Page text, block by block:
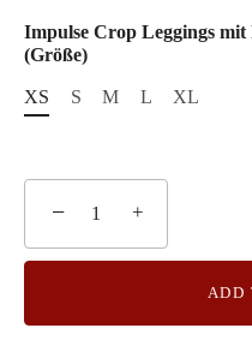
Impulse Crop Leggings
(Größe)
XS S M L XL
− +
ADD